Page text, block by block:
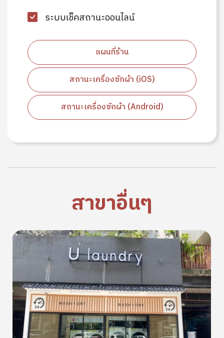
ระบบเช็คสถานะออนไลน์
แผนที่ร้าน
สถานะเครื่องซักผ้า (iOS)
สถานะเครื่องซักผ้า (Android)
สาขาอื่นๆ